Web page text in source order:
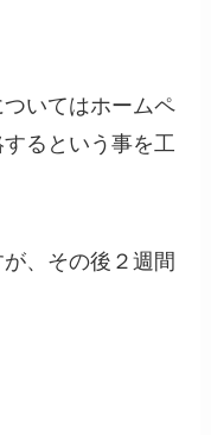
いてはホームペ
るという事を工
、その後２週間